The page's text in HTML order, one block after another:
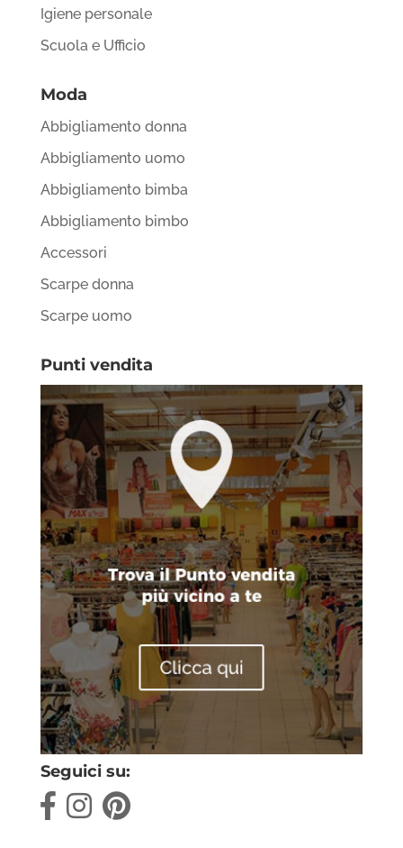
Igiene personale
Scuola e Ufficio
Moda
Abbigliamento donna
Abbigliamento uomo
Abbigliamento bimba
Abbigliamento bimbo
Accessori
Scarpe donna
Scarpe uomo
Punti vendita
Seguici su: